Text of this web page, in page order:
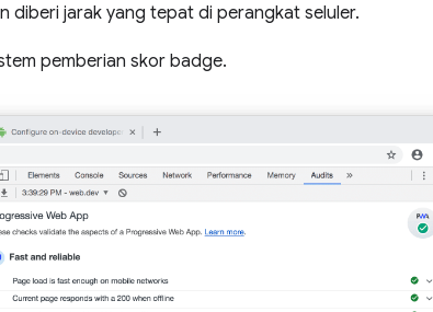
diberi jarak yang tepat di perangkat seluler.
pemberian skor badge.